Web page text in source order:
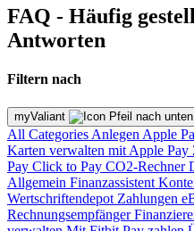
FAQ - Häufig
Antworten
Filtern nach
myValiant
All Categories Anlegen Apple
Karten verwalten mit Apple Pay
Pay Click to Pay CO2-Rechner
Allgemein Finanzassistent
Wertschriftendepot Zahlungen
Rechnungsempfänger